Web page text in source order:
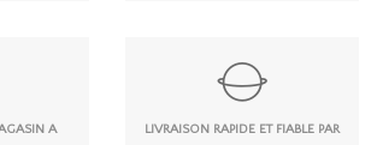
A
LIVRAISON RAPIDE ET FIABLE PAR